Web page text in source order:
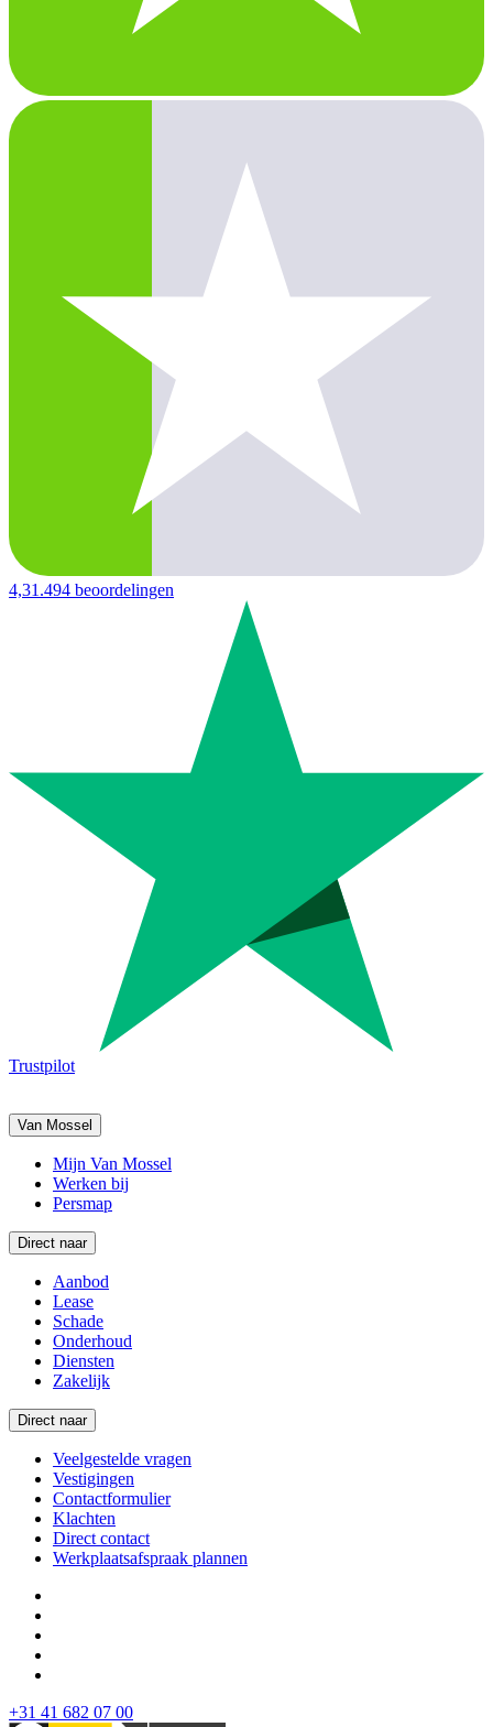
4,31.494 beoordelingen
Trustpilot
Van Mossel
Mijn Van Mossel
Werken bij
Persmap
Direct naar
Aanbod
Lease
Schade
Onderhoud
Diensten
Zakelijk
Direct naar
Veelgestelde vragen
Vestigingen
Contactformulier
Klachten
Direct contact
Werkplaatsafspraak plannen
+31 41 682 07 00